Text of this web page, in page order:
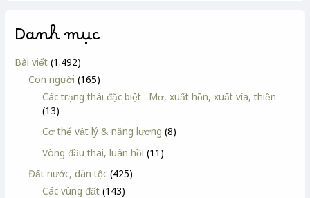
Danh mục
Bài viết (1.492)
Con người (165)
Các trạng thái đặc biệt : Mơ, xuất hồn, xuất vía, thiền
(13)
Cơ thể vật lý & năng lượng (8)
Vòng đầu thai, luân hồi (11)
Đất nước, dân tộc (425)
Các vùng đất (143)